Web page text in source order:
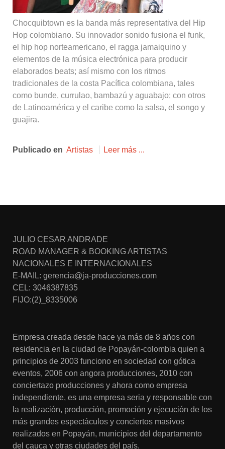
Chocquibtown es la banda más representativa del Hip
Hop colombiano. Su innovador sonido fusiona el funk,
el hip hop norteamericano, el ragga jamaiquino y
elementos de la música electrónica para producir
elaborados beats; así mismo con los ritmos
tradicionales de la costa Pacífica colombiana, tales
como bunde, currulao, bambazú y aguabajo; con otros
de Latinoamérica y el caribe como la salsa, el songo y
guajira.
Publicado en Artistas Leer más ...
JULIO CESAR ANDRADE
ROAD MANAGER & BOOKING ARTISTAS
NACIONALES E INTERNACIONALES
E-MAIL: gerencia@ja-producciones.com
CEL: 3046387835
FIJO:(2)_8335006
Empresa creada desde hace ya más de 8 años con
residencia en la ciudad de Popayán-colombia quien a
principios de 2003 funciono en sociedad con gótica
eventos, 2006 con angora producciones, 2010 con
conciertazo producciones y ahora como empresa
independiente, es una empresa seria y responsable con
la realización, producción, promoción y ejecución de los
más grandes espectáculos y conciertos masivos
realizados en Popayán, municipios del departamento
del cauca y otras ciudades del país.